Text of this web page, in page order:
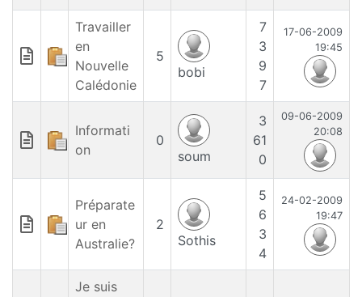
Travailler
en
Nouvelle
Calédonie
5
bobi
7
3
9
7
17-06-2009
19:45
Informati
on
0
soum
3
61
0
09-06-2009
20:08
Préparate
ur en
Australie?
2
Sothis
5
6
3
4
24-02-2009
19:47
Je suis